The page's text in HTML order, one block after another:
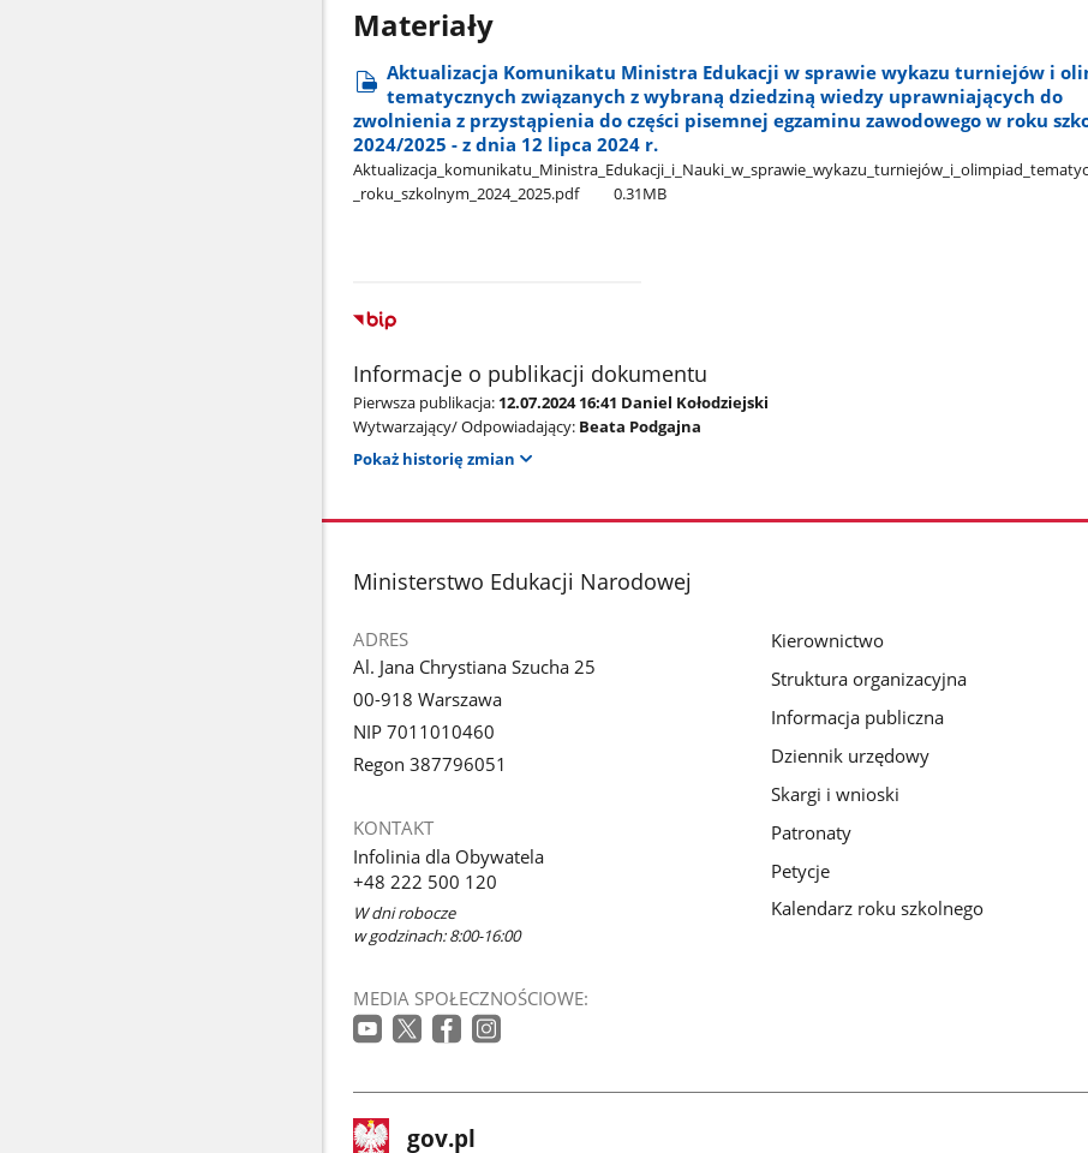
Materiały
Aktualizacja Komunikatu Ministra Edukacji w sprawie wykazu turniejów i
tematycznych związanych z wybraną dziedziną wiedzy uprawniających do
zwolnienia z przystąpienia do części pisemnej egzaminu zawodowego w roku
2024/2025 - z dnia 12 lipca 2024 r.
_roku​_szkolnym​_2024​_2025.pdf
0.31MB
Informacje o publikacji dokumentu
Pierwsza publikacja: 12.07.2024 16:41 Daniel Kołodziejski
Wytwarzający/ Odpowiadający: Beata Podgajna
Pokaż historię zmian
stopka
Ministerstwo Edukacji Narodowej
ADRES
Al. Jana Chrystiana Szucha 25
00-918 Warszawa
NIP 7011010460
Regon 387796051
KONTAKT
Infolinia dla Obywatela
+48 222 500 120
W dni robocze
w godzinach: 8:00-16:00
MEDIA SPOŁECZNOŚCIOWE:
Kierownictwo
Struktura organizacyjna
Informacja publiczna
Dziennik urzędowy
Skargi i wnioski
Patronaty
Petycje
Kalendarz roku szkolnego
stopkaStrona
gov.pl